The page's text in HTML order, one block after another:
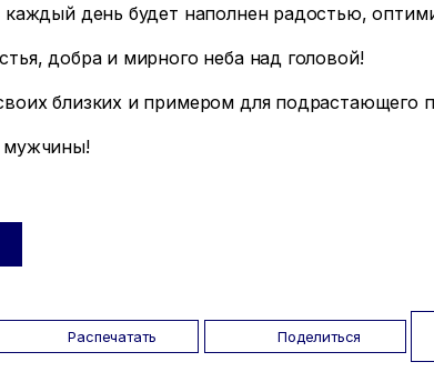
каждый день будет наполнен радостью,
добра и мирного неба над головой!
близких и примером для подрастающего
мужчины!
Распечатать Поделиться